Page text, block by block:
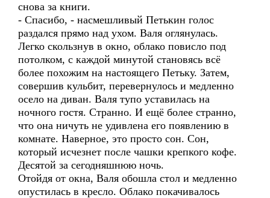
снова за книги.
- Спасибо, - насмешливый Петькин голос
раздался прямо над ухом. Валя оглянулась.
Легко скользнув в окно, облако повисло под
потолком, с каждой минутой становясь всё
более похожим на настоящего Петьку. Затем,
совершив кульбит, перевернулось и медленно
осело на диван. Валя тупо уставилась на
ночного гостя. Странно. И ещё более странно,
что она ничуть не удивлена его появлению в
комнате. Наверное, это просто сон. Сон,
который исчезнет после чашки крепкого кофе.
Десятой за сегодняшнюю ночь.
Отойдя от окна, Валя обошла стол и медленно
опустилась в кресло. Облако покачивалось